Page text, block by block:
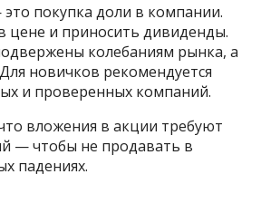
покупка доли в компании.
цене и приносить дивиденды.
колебаниям рынка, а
новичков рекомендуется
и проверенных компаний.
вложения в акции требуют
— чтобы не продавать в
падениях.